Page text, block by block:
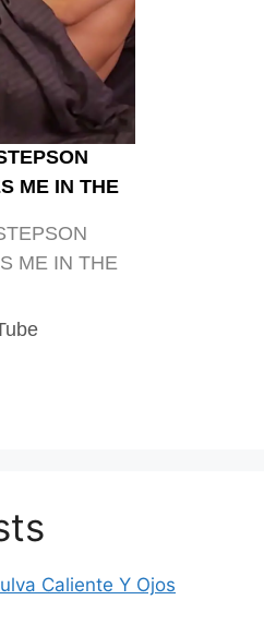
ME IN THE
ME IN THE
Caliente Y Ojos